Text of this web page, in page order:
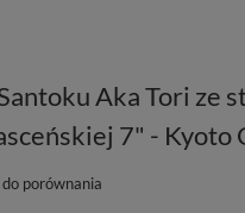
Aka Tori ze
7" - Kyoto
porównania